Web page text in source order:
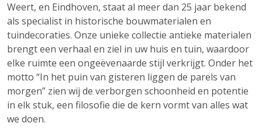
Weert, en Eindhoven, staat al meer dan 25 jaar bekend
als specialist in historische bouwmaterialen en
tuindecoraties. Onze unieke collectie antieke materialen
brengt een verhaal en ziel in uw huis en tuin, waardoor
elke ruimte een ongeëvenaarde stijl verkrijgt. Onder het
motto “In het puin van gisteren liggen de parels van
morgen” zien wij de verborgen schoonheid en potentie
in elk stuk, een filosofie die de kern vormt van alles wat
we doen.